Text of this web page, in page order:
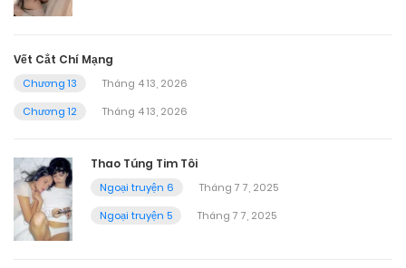
Vết Cắt Chí Mạng
Chương 13
Tháng 4 13, 2026
Chương 12
Tháng 4 13, 2026
Thao Túng Tim Tôi
Ngoại truyện 6
Tháng 7 7, 2025
Ngoại truyện 5
Tháng 7 7, 2025